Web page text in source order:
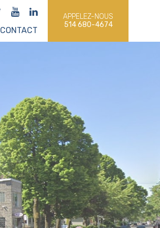
CONTACT
APPELEZ-NOUS
514 680-4674